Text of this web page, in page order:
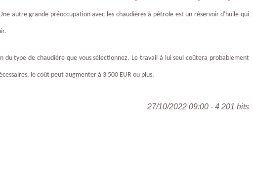
autre grande préoccupation avec les chaudières à pétrole est un réservoir d'huile qui
type de chaudière que vous sélectionnez. Le travail à lui seul coûtera probablement
le coût peut augmenter à 3 500 EUR ou plus.
27/10/2022 09:00 - 4 201 hits